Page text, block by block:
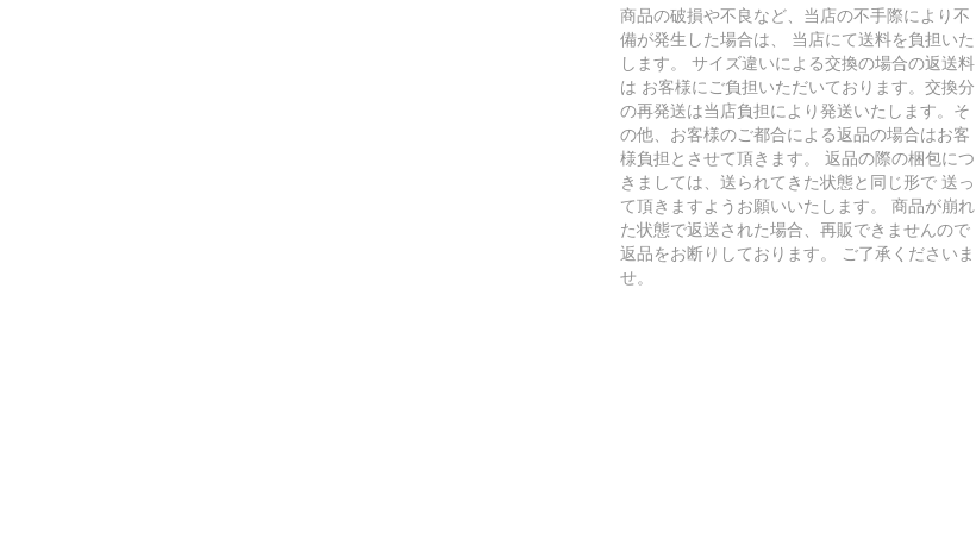
商品の破損や不良など、当店の不手際により不
備が発生した場合は、 当店にて送料を負担いた
します。 サイズ違いによる交換の場合の返送料
は お客様にご負担いただいております。交換分
の再発送は当店負担により発送いたします。そ
の他、お客様のご都合による返品の場合はお客
様負担とさせて頂きます。 返品の際の梱包につ
きましては、送られてきた状態と同じ形で 送っ
て頂きますようお願いいたします。 商品が崩れ
た状態で返送された場合、再販できませんので
返品をお断りしております。 ご了承くださいま
せ。